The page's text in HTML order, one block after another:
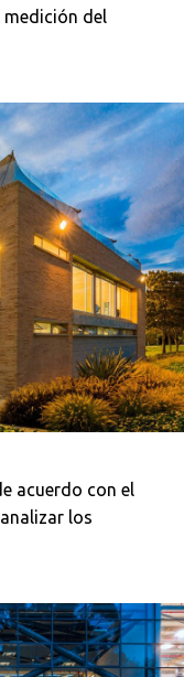
medición del
acuerdo con el
los